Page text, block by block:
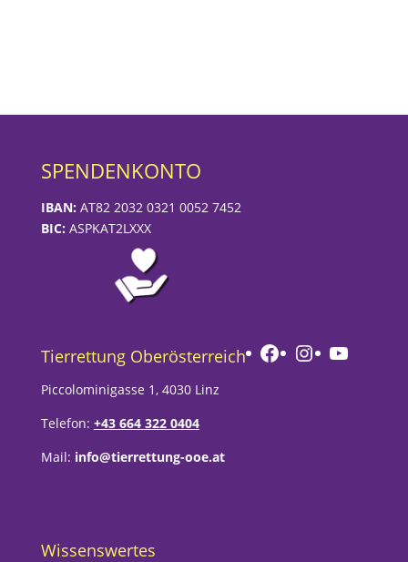
SPENDENKONTO
IBAN: AT82 2032 0321 0052 7452
BIC: ASPKAT2LXXX
Tierrettung Oberösterreich
Piccolominigasse 1, 4030 Linz
Telefon: +43 664 322 0404
Mail: info@tierrettung-ooe.at
Facebook
Instagram
Wissenswertes